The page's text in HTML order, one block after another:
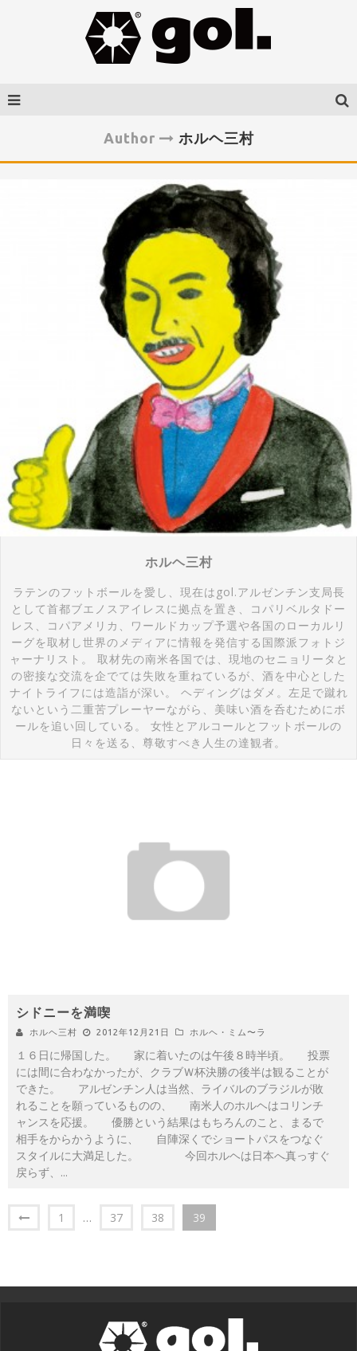
Author ホルヘ三村
ホルヘ三村
ラテンのフットボールを愛し、現在はgol.アルゼンチン支局長
として首都ブエノスアイレスに拠点を置き、コパリベルタドー
レス、コパアメリカ、ワールドカップ予選や各国のローカルリ
ーグを取材し世界のメディアに情報を発信する国際派フォトジ
ャーナリスト。 取材先の南米各国では、現地のセニョリータと
の密接な交流を企でては失敗を重ねているが、酒を中心とした
ナイトライフには造詣が深い。 ヘディングはダメ。左足で蹴れ
ないという二重苦プレーヤーながら、美味い酒を呑むためにボ
ールを追い回している。 女性とアルコールとフットボールの
日々を送る、尊敬すべき人生の達観者。
シドニーを満喫
ホルヘ三村 2012年12月21日 ホルヘ・ミム〜ラ
１６日に帰国した。 家に着いたのは午後８時半頃。 投票
には間に合わなかったが、クラブＷ杯決勝の後半は観ることが
できた。 アルゼンチン人は当然、ライバルのブラジルが敗
れることを願っているものの、 南米人のホルヘはコリンチ
ャンスを応援。 優勝という結果はもちろんのこと、まるで
相手をからかうように、 自陣深くでショートパスをつなぐ
スタイルに大満足した。 今回ホルヘは日本へ真っすぐ
戻らず、 ...
1 … 37 38 39